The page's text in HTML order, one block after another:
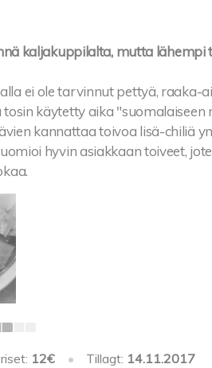
kaljakuppilalta, mutta
ei ole tarvinnut pettyä, raaka-
käytetty aika "suomalaiseen
kannattaa toivoa lisä-chiliä
hyvin asiakkaan toiveet,
12€ • Tillagt: 14.11.2017